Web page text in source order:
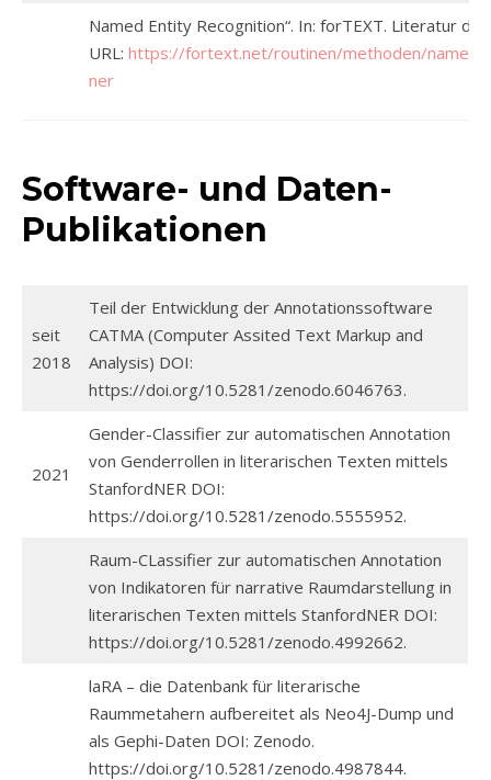
Named Entity Recognition“. In: forTEXT. Literatur
URL: https://fortext.net/routinen/methoden/named-
ner
Software- und Daten-
Publikationen
seit
2018
Teil der Entwicklung der Annotationssoftware
CATMA (Computer Assited Text Markup and
Analysis) DOI:
https://doi.org/10.5281/zenodo.6046763.
2021
Gender-Classifier zur automatischen Annotation
von Genderrollen in literarischen Texten mittels
StanfordNER DOI:
https://doi.org/10.5281/zenodo.5555952.
Raum-CLassifier zur automatischen Annotation
von Indikatoren für narrative Raumdarstellung in
literarischen Texten mittels StanfordNER DOI:
https://doi.org/10.5281/zenodo.4992662.
laRA – die Datenbank für literarische
Raummetahern aufbereitet als Neo4J-Dump und
als Gephi-Daten DOI: Zenodo.
https://doi.org/10.5281/zenodo.4987844.